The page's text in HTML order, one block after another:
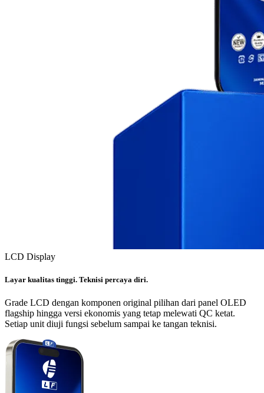
LCD Display
Layar kualitas tinggi. Teknisi percaya diri.
Grade LCD dengan komponen original pilihan dari panel OLED
flagship hingga versi ekonomis yang tetap melewati QC ketat.
Setiap unit diuji fungsi sebelum sampai ke tangan teknisi.